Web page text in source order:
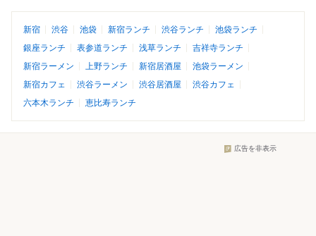
新宿 渋谷 池袋 新宿ランチ 渋谷ランチ
池袋ランチ
銀座ランチ
表参道ランチ 浅草ランチ
吉祥寺ランチ
新宿ラーメン
上野ランチ 新宿居酒屋
池袋ラーメン
新宿カフェ
渋谷ラーメン 渋谷居酒屋
渋谷カフェ
六本木ランチ
恵比寿ランチ
広告を非表示